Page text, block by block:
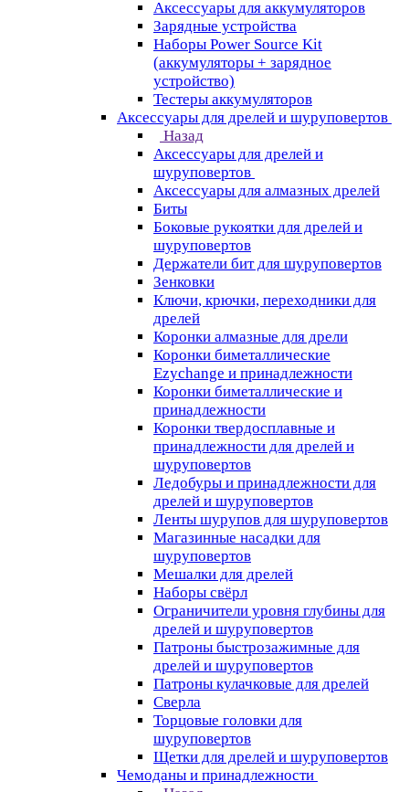
Аксессуары для аккумуляторов
Зарядные устройства
Наборы Power Source Kit
(аккумуляторы + зарядное
устройство)
Тестеры аккумуляторов
Аксессуары для дрелей и шуруповертов
Назад
Аксессуары для дрелей и
шуруповертов
Аксессуары для алмазных дрелей
Биты
Боковые рукоятки для дрелей и
шуруповертов
Держатели бит для шуруповертов
Зенковки
Ключи, крючки, переходники для
дрелей
Коронки алмазные для дрели
Коронки биметаллические
Ezychange и принадлежности
Коронки биметаллические и
принадлежности
Коронки твердосплавные и
принадлежности для дрелей и
шуруповертов
Ледобуры и принадлежности для
дрелей и шуруповертов
Ленты шурупов для шуруповертов
Магазинные насадки для
шуруповертов
Мешалки для дрелей
Наборы свёрл
Ограничители уровня глубины для
дрелей и шуруповертов
Патроны быстрозажимные для
дрелей и шуруповертов
Патроны кулачковые для дрелей
Сверла
Торцовые головки для
шуруповертов
Щетки для дрелей и шуруповертов
Чемоданы и принадлежности